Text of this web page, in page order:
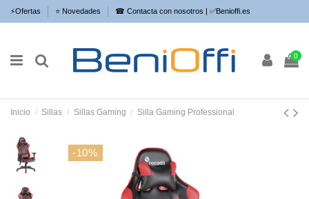
⚡​Ofertas ⭐​ Novedades ☎ Contacta con nosotros | ✅Benioffi.es
0
Inicio Sillas Sillas Gaming Silla Gaming Professional
-10%